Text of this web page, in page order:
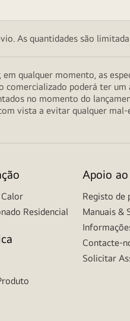
As quantidades são
qualquer momento, as
poderá ter um
no momento do
vista a evitar qualquer
Residencial
Apoio
Registo de
Manuais &
Contacte-
Solicitar